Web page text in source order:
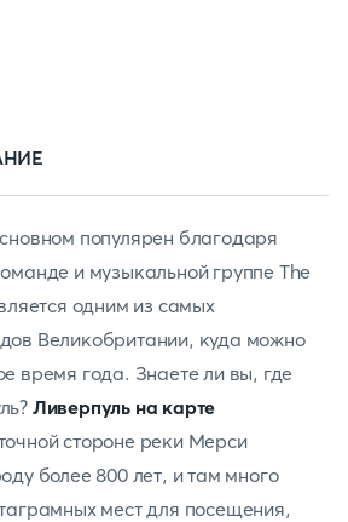
популярен благодаря
и музыкальной группе The
одним из самых
Великобритании, куда можно
время года. Знаете ли вы, где
Ливерпуль на карте
стороне реки Мерси
более 800 лет, и там много
мест для посещения,